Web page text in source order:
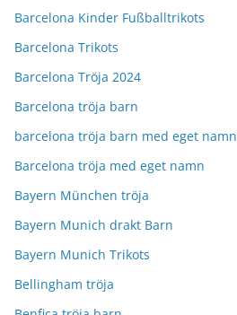
Barcelona Kinder Fußballtrikots
Barcelona Trikots
Barcelona Tröja 2024
Barcelona tröja barn
barcelona tröja barn med eget namn
Barcelona tröja med eget namn
Bayern München tröja
Bayern Munich drakt Barn
Bayern Munich Trikots
Bellingham tröja